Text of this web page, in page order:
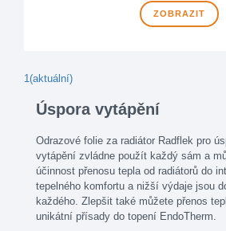
ZOBRAZIT
1(aktuální)
Úspora vytápění
Odrazové folie za radiátor Radflek pro
vytápění zvládne použít každý sám a
účinnost přenosu tepla od radiátorů do
tepelného komfortu a nižší výdaje jsou
každého. Zlepšit také můžete přenos
unikátní přísady do topení EndoTherm.